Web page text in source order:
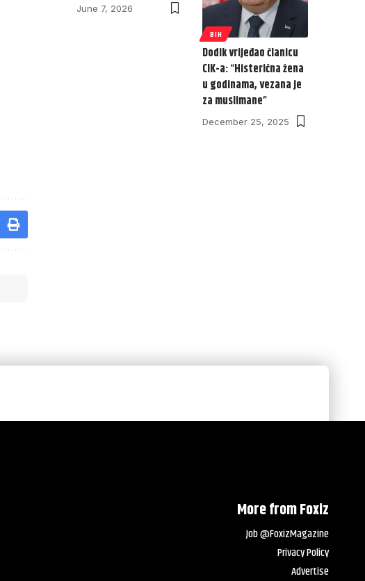
June 7, 2026
BIH
Dodik vrijeđao članicu
CIK-a: “Histerična žena
u godinama, vezana je
za muslimane”
December 25, 2025
More from Foxiz
Job @FoxizMagazine
Privacy Policy
Advertise